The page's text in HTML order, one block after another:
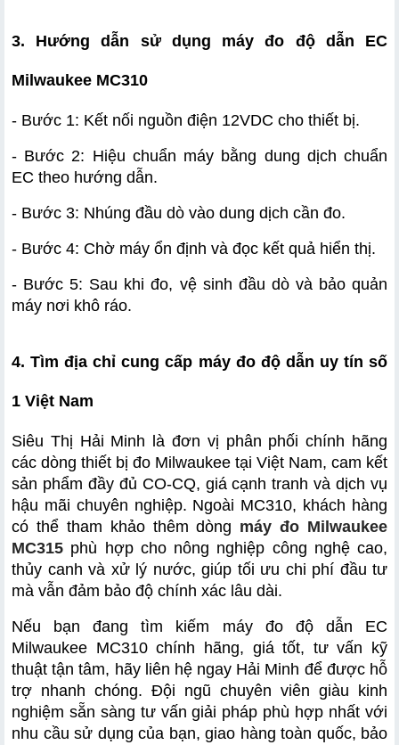
3. Hướng dẫn sử dụng máy đo độ dẫn EC
Milwaukee MC310
- Bước 1: Kết nối nguồn điện 12VDC cho thiết bị.
- Bước 2: Hiệu chuẩn máy bằng dung dịch chuẩn
EC theo hướng dẫn.
- Bước 3: Nhúng đầu dò vào dung dịch cần đo.
- Bước 4: Chờ máy ổn định và đọc kết quả hiển thị.
- Bước 5: Sau khi đo, vệ sinh đầu dò và bảo quản
máy nơi khô ráo.
4. Tìm địa chỉ cung cấp máy đo độ dẫn uy tín số
1 Việt Nam
Siêu Thị Hải Minh là đơn vị phân phối chính hãng
các dòng thiết bị đo Milwaukee tại Việt Nam, cam kết
sản phẩm đầy đủ CO-CQ, giá cạnh tranh và dịch vụ
hậu mãi chuyên nghiệp. Ngoài MC310, khách hàng
có thể tham khảo thêm dòng máy đo Milwaukee
MC315 phù hợp cho nông nghiệp công nghệ cao,
thủy canh và xử lý nước, giúp tối ưu chi phí đầu tư
mà vẫn đảm bảo độ chính xác lâu dài.
Nếu bạn đang tìm kiếm máy đo độ dẫn EC
Milwaukee MC310 chính hãng, giá tốt, tư vấn kỹ
thuật tận tâm, hãy liên hệ ngay Hải Minh để được hỗ
trợ nhanh chóng. Đội ngũ chuyên viên giàu kinh
nghiệm sẵn sàng tư vấn giải pháp phù hợp nhất với
nhu cầu sử dụng của bạn, giao hàng toàn quốc, bảo